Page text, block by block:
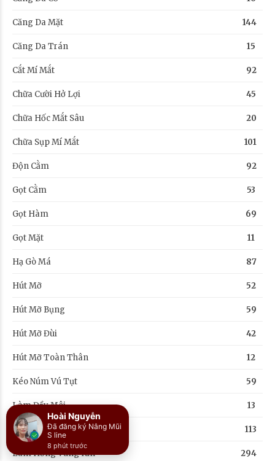
Căng Da Mặt 144
Căng Da Trán 15
Cắt Mí Mắt 92
Chữa Cười Hở Lợi 45
Chữa Hốc Mắt Sâu 20
Chữa Sụp Mí Mắt 101
Độn Cằm 92
Gọt Cằm 53
Gọt Hàm 69
Gọt Mặt 11
Hạ Gò Má 87
Hút Mỡ 52
Hút Mỡ Bụng 59
Hút Mỡ Đùi 42
Hút Mỡ Toàn Thân 12
Kéo Núm Vú Tụt 59
Làm Đầy Môi 13
Làm Hồng Nhũ Hoa 113
Làm Hồng Vùng Kín 294